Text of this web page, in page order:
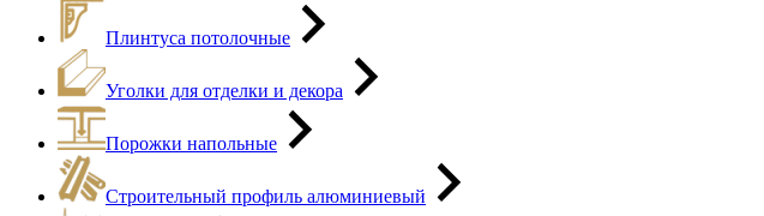
Плинтуса потолочные
Уголки для отделки и декора
Порожки напольные
Строительный профиль алюминиевый